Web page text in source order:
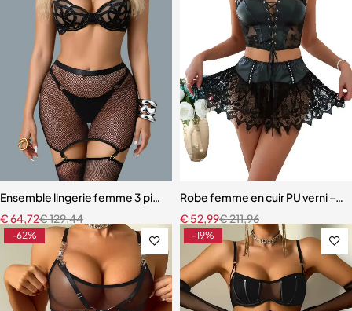
Ensemble lingerie femme 3 pièces – Résille noire brodée avec
€129,44
€64,72
Robe femme en cuir PU verni –
€211,96
€ 52,99
-62% -19%